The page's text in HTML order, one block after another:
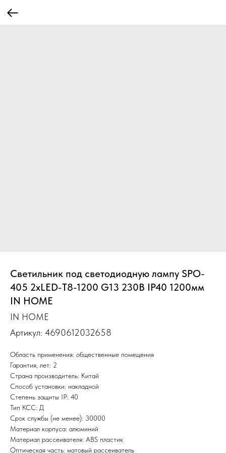
Светильник под светодиодную лампу SPO-
405 2xLED-Т8-1200 G13 230В IP40 1200мм
IN HOME
IN HOME
Артикул: 4690612032658
Область применения: общественные помещения
Гарантия, лет: 2
Страна производитель: Китай
Способ установки: накладной
Степень защиты IP: 40
Тип КСС: Д
Срок службы (не менее): 30000
Материал корпуса: алюминий
Материал рассеивателя: ABS пластик
Оптическая часть: матовый рассеиватель